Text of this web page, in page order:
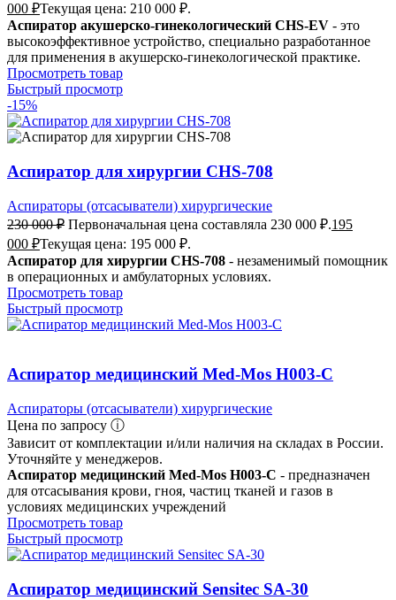
000 ₽Текущая цена: 210 000 ₽.
Аспиратор акушерско-гинекологический CHS-EV - это
высокоэффективное устройство, специально разработанное
для применения в акушерско-гинекологической практике.
Просмотреть товар
Быстрый просмотр
-15%
Аспиратор для хирургии CHS-708
Аспираторы (отсасыватели) хирургические
230 000₽ Первоначальная цена составляла 230 000 ₽.195
000 ₽Текущая цена: 195 000 ₽.
Аспиратор для хирургии CHS-708 - незаменимый помощник
в операционных и амбулаторных условиях.
Просмотреть товар
Быстрый просмотр
Аспиратор медицинский Med-Mos Н003-C
Аспираторы (отсасыватели) хирургические
Цена по запросу ⓘ
Зависит от комплектации и/или наличия на складах в России.
Уточняйте у менеджеров.
Аспиратор медицинский Med-Mos Н003-C - предназначен
для отсасывания крови, гноя, частиц тканей и газов в
условиях медицинских учреждений
Просмотреть товар
Быстрый просмотр
Аспиратор медицинский Sensitec SA-30